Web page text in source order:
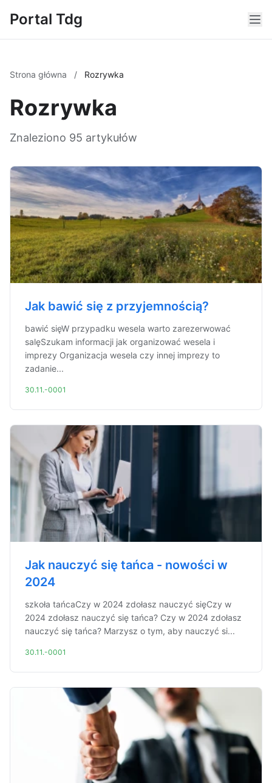
Portal Tdg
Strona główna / Rozrywka
Rozrywka
Znaleziono 95 artykułów
Jak bawić się z przyjemnością?
bawić sięW przypadku wesela warto zarezerwować
salęSzukam informacji jak organizować wesela i
imprezy Organizacja wesela czy innej imprezy to
zadanie...
30.11.-0001
Jak nauczyć się tańca - nowości w
2024
szkoła tańcaCzy w 2024 zdołasz nauczyć sięCzy w
2024 zdołasz nauczyć się tańca? Czy w 2024 zdołasz
nauczyć się tańca? Marzysz o tym, aby nauczyć si...
30.11.-0001